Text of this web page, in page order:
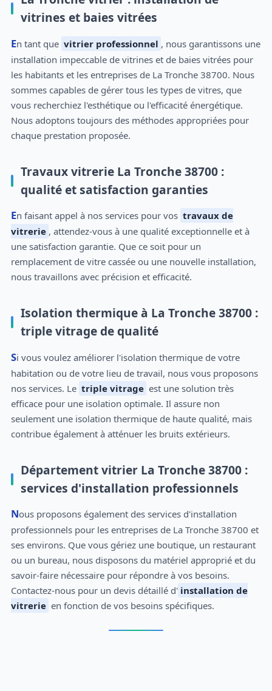
vitrines et baies vitrées
En tant que vitrier professionnel , nous garantissons une
installation impeccable de vitrines et de baies vitrées pour
les habitants et les entreprises de La Tronche 38700. Nous
sommes capables de gérer tous les types de vitres, que
vous recherchiez l'esthétique ou l'efficacité énergétique.
Nous adoptons toujours des méthodes appropriées pour
chaque prestation proposée.
Travaux vitrerie La Tronche 38700 :
qualité et satisfaction garanties
En faisant appel à nos services pour vos travaux de
vitrerie , attendez-vous à une qualité exceptionnelle et à
une satisfaction garantie. Que ce soit pour un
remplacement de vitre cassée ou une nouvelle installation,
nous travaillons avec précision et efficacité.
Isolation thermique à La Tronche 38700 :
triple vitrage de qualité
Si vous voulez améliorer l'isolation thermique de votre
habitation ou de votre lieu de travail, nous vous proposons
nos services. Le triple vitrage est une solution très
efficace pour une isolation optimale. Il assure non
seulement une isolation thermique de haute qualité, mais
contribue également à atténuer les bruits extérieurs.
Département vitrier La Tronche 38700 :
services d'installation professionnels
Nous proposons également des services d'installation
professionnels pour les entreprises de La Tronche 38700 et
ses environs. Que vous gériez une boutique, un restaurant
ou un bureau, nous disposons du matériel approprié et du
savoir-faire nécessaire pour répondre à vos besoins.
Contactez-nous pour un devis détaillé d' installation de
vitrerie en fonction de vos besoins spécifiques.